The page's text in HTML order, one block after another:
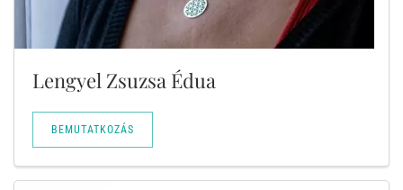
Lengyel Zsuzsa Édua
BEMUTATKOZÁS